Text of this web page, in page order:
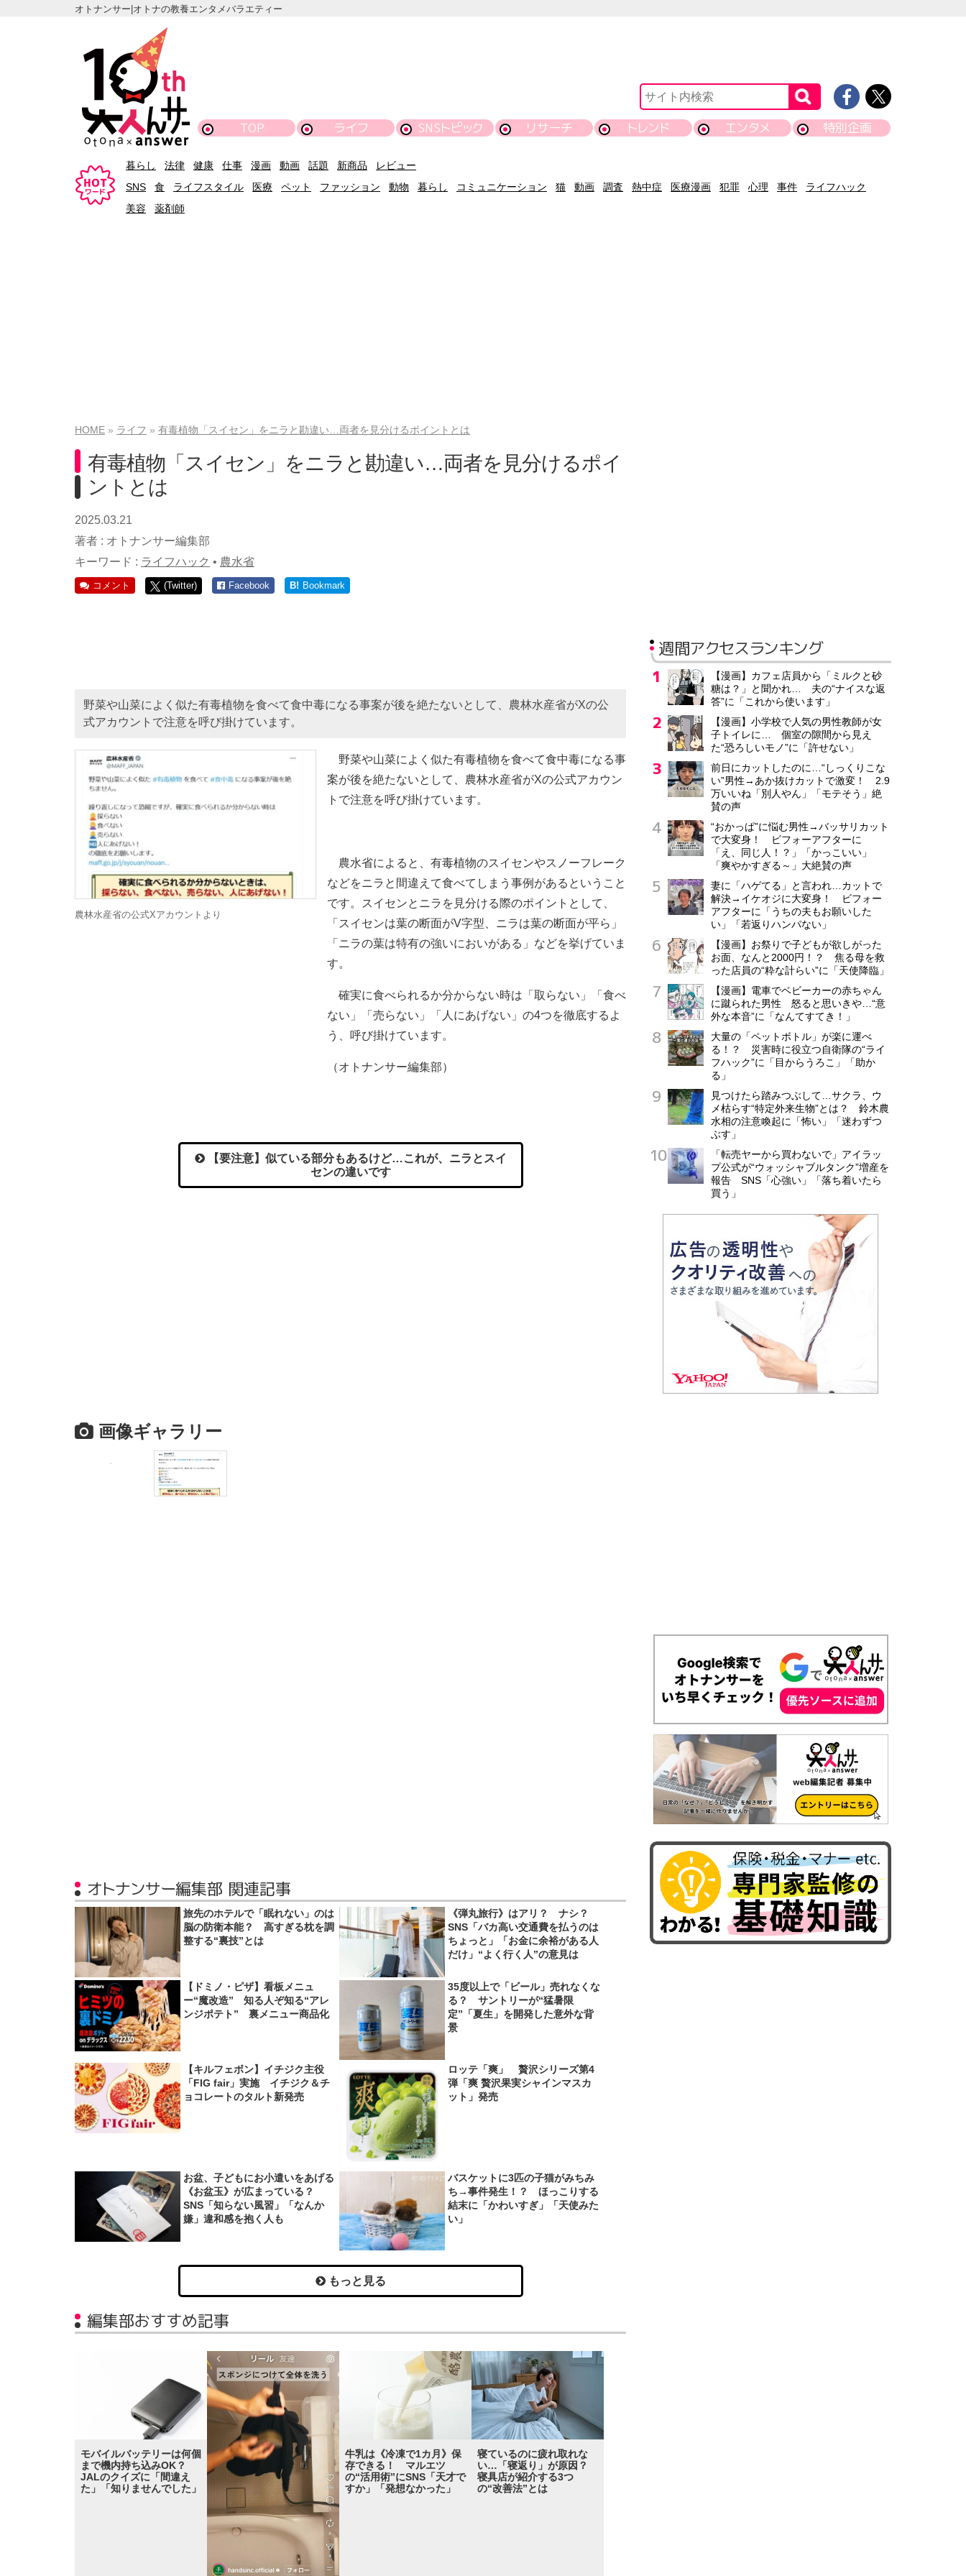
オトナンサー|オトナの教養エンタメバラエティー
TOP ライフ SNSトピック リサーチ トレンド エンタメ 特別企画
暮らし 法律 健康 仕事 漫画 動画 話題 新商品
レビュー
SNS
食 ライフスタイル 医療 ペット ファッション 動物 暮らし コミュニケーション 猫 動画 調査 熱中症 医療漫画 犯罪 心理 事件
ライフハック
美容
薬剤師
HOME ライフ 有毒植物「スイセン」をニラと勘違い…両者を見分けるポイントとは
有毒植物「スイセン」をニラと勘違い…両者を見分けるポイ
ントとは
2025.03.21
著者 : オトナンサー編集部
キーワード : ライフハック • 農水省
コメント (Twitter) Facebook B! Bookmark
野菜や山菜によく似た有毒植物を食べて食中毒になる事案が後を絶たないとして、農林水産省がXの公
式アカウントで注意を呼び掛けています。
農林水産省の公式Xアカウントより
野菜や山菜によく似た有毒植物を食べて食中毒になる事
案が後を絶たないとして、農林水産省がXの公式アカウン
トで注意を呼び掛けています。
農水省によると、有毒植物のスイセンやスノーフレーク
などをニラと間違えて食べてしまう事例があるということ
です。スイセンとニラを見分ける際のポイントとして、
「スイセンは葉の断面がV字型、ニラは葉の断面が平ら」
「ニラの葉は特有の強いにおいがある」などを挙げていま
す。
確実に食べられるか分からない時は「取らない」「食べ
ない」「売らない」「人にあげない」の4つを徹底するよ
う、呼び掛けています。
（オトナンサー編集部）
【要注意】似ている部分もあるけど…これが、ニラとスイ
センの違いです
画像ギャラリー
オトナンサー編集部 関連記事
旅先のホテルで「眠れない」のは
脳の防衛本能？ 高すぎる枕を調
整する“裏技”とは
《弾丸旅行》はアリ？ ナシ？
SNS「バカ高い交通費を払うのは
ちょっと」「お金に余裕がある人
だけ」“よく行く人”の意見は
【ドミノ・ピザ】看板メニュ
ー“魔改造” 知る人ぞ知る“アレ
ンジポテト” 裏メニュー商品化
35度以上で「ビール」売れなくな
る？ サントリーが“猛暑限
定”「夏生」を開発した意外な背
景
【キルフェボン】イチジク主役
「FIG fair」実施 イチジク＆チ
ョコレートのタルト新発売
ロッテ「爽」 贅沢シリーズ第4
弾「爽 贅沢果実シャインマスカ
ット」発売
お盆、子どもにお小遣いをあげる
《お盆玉》が広まっている？
SNS「知らない風習」「なんか
嫌」違和感を抱く人も
バスケットに3匹の子猫がみちみ
ち→事件発生！？ ほっこりする
結末に「かわいすぎ」「天使みた
い」
もっと見る
編集部おすすめ記事
モバイルバッテリーは何個
まで機内持ち込みOK？
JALのクイズに「間違え
た」「知りませんでした」
牛乳は《冷凍で1カ月》保
存できる！ マルエツ
の“活用術”にSNS「天才で
すか」「発想なかった」
寝ているのに疲れ取れな
い…「寝返り」が原因？
寝具店が紹介する3つ
の“改善法”とは
週間アクセスランキング
【漫画】カフェ店員から「ミルクと砂
糖は？」と聞かれ… 夫の“ナイスな返
答”に「これから使います」
【漫画】小学校で人気の男性教師が女
子トイレに… 個室の隙間から見え
た“恐ろしいモノ”に「許せない」
前日にカットしたのに…“しっくりこな
い”男性→あか抜けカットで激変！ 2.9
万いいね「別人やん」「モテそう」絶
賛の声
“おかっぱ”に悩む男性→バッサリカット
で大変身！ ビフォーアフターに
「え、同じ人！？」「かっこいい」
「爽やかすぎる～」大絶賛の声
妻に「ハゲてる」と言われ…カットで
解決→イケオジに大変身！ ビフォー
アフターに「うちの夫もお願いした
い」「若返りハンパない」
【漫画】お祭りで子どもが欲しがった
お面、なんと2000円！？ 焦る母を救
った店員の“粋な計らい”に「天使降臨」
【漫画】電車でベビーカーの赤ちゃん
に蹴られた男性 怒ると思いきや…“意
外な本音”に「なんてすてき！」
大量の「ペットボトル」が楽に運べ
る！？ 災害時に役立つ自衛隊の“ライ
フハック”に「目からうろこ」「助か
る」
見つけたら踏みつぶして…サクラ、ウ
メ枯らす“特定外来生物”とは？ 鈴木農
水相の注意喚起に「怖い」「迷わずつ
ぶす」
「転売ヤーから買わないで」アイラッ
プ公式が“ウォッシャブルタンク”増産を
報告 SNS「心強い」「落ち着いたら
買う」